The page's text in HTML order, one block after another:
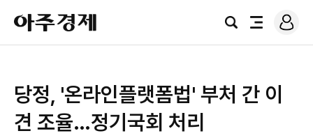
아
주
경
검
전
로
그
당정, '온라인플랫폼법' 부처 간 이
견 조율…정기국회 처리